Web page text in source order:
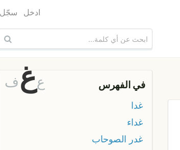
ادخل سجّل
في الفهرس عغف
غدا
غداء
غدر الصوحاب